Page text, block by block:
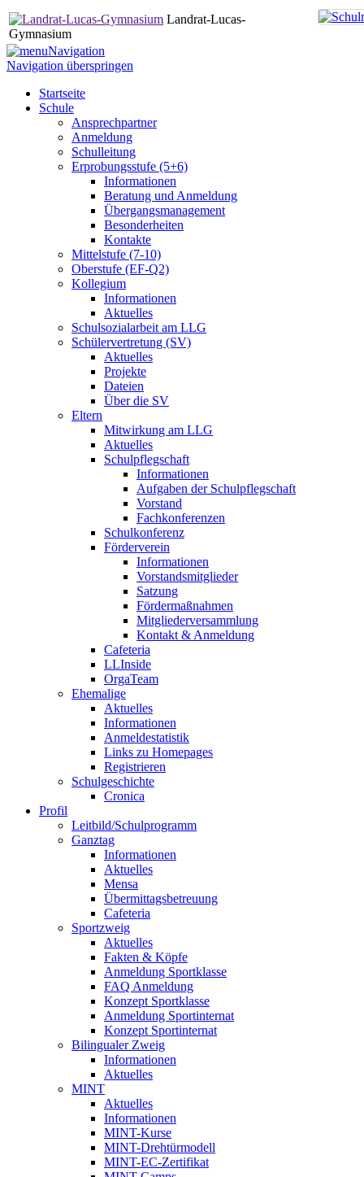
Landrat-Lucas-
Gymnasium
Navigation
Navigation überspringen
Startseite
Schule
Ansprechpartner
Anmeldung
Schulleitung
Erprobungsstufe (5+6)
Informationen
Beratung und Anmeldung
Übergangsmanagement
Besonderheiten
Kontakte
Mittelstufe (7-10)
Oberstufe (EF-Q2)
Kollegium
Informationen
Aktuelles
Schulsozialarbeit am LLG
Schülervertretung (SV)
Aktuelles
Projekte
Dateien
Über die SV
Eltern
Mitwirkung am LLG
Aktuelles
Schulpflegschaft
Informationen
Aufgaben der Schulpflegschaft
Vorstand
Fachkonferenzen
Schulkonferenz
Förderverein
Informationen
Vorstandsmitglieder
Satzung
Fördermaßnahmen
Mitgliederversammlung
Kontakt & Anmeldung
Cafeteria
LLInside
OrgaTeam
Ehemalige
Aktuelles
Informationen
Anmeldestatistik
Links zu Homepages
Registrieren
Schulgeschichte
Cronica
Profil
Leitbild/Schulprogramm
Ganztag
Informationen
Aktuelles
Mensa
Übermittagsbetreuung
Cafeteria
Sportzweig
Aktuelles
Fakten & Köpfe
Anmeldung Sportklasse
FAQ Anmeldung
Konzept Sportklasse
Anmeldung Sportinternat
Konzept Sportinternat
Bilingualer Zweig
Informationen
Aktuelles
MINT
Aktuelles
Informationen
MINT-Kurse
MINT-Drehtürmodell
MINT-EC-Zertifikat